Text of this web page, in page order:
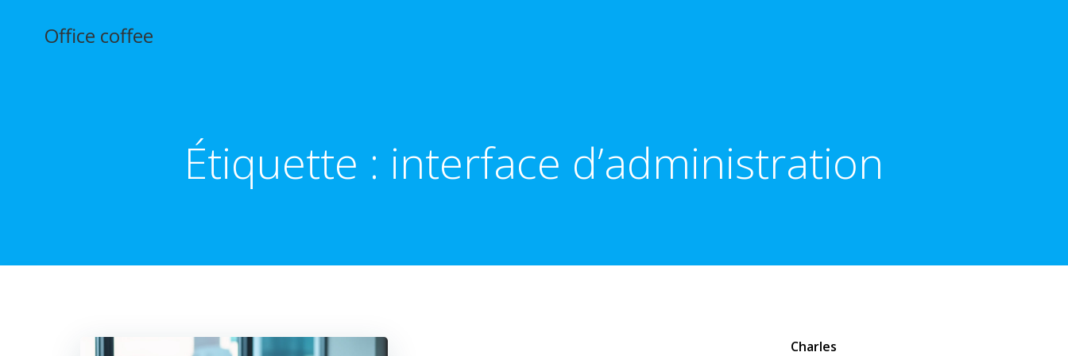
contenuOffice coffee
Étiquette : interface d’administration
Charles